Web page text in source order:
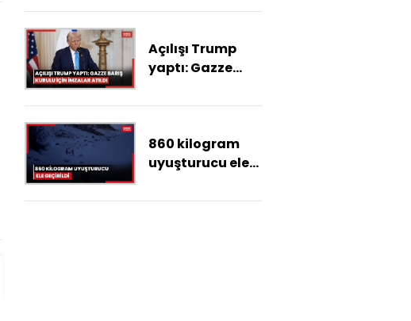
cezaevinde
Açılışı Trump
yaptı: Gazze
imzalar atıldı
860 kilogram
uyuşturucu ele